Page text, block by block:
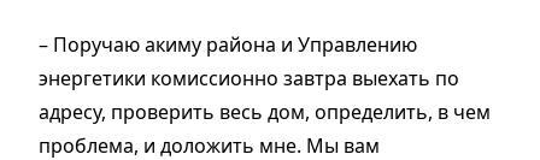
– Поручаю акиму района и Управлению
энергетики комиссионно завтра выехать по
адресу, проверить весь дом, определить, в чем
проблема, и доложить мне. Мы вам